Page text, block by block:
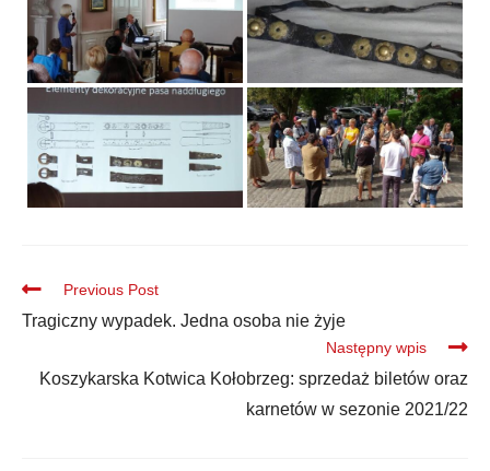
Previous Post
Tragiczny wypadek. Jedna osoba nie żyje
Następny wpis
Koszykarska Kotwica Kołobrzeg: sprzedaż biletów oraz
karnetów w sezonie 2021/22